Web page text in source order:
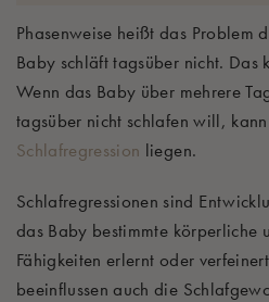
Phasenweise heißt das Problem
Baby schläft tagsüber nicht. Das
Wenn das Baby über mehrere
tagsüber nicht schlafen will,
Schlafregression liegen.
Schlafregressionen sind
das Baby bestimmte
Fähigkeiten erlernt oder
beeinflussen auch die